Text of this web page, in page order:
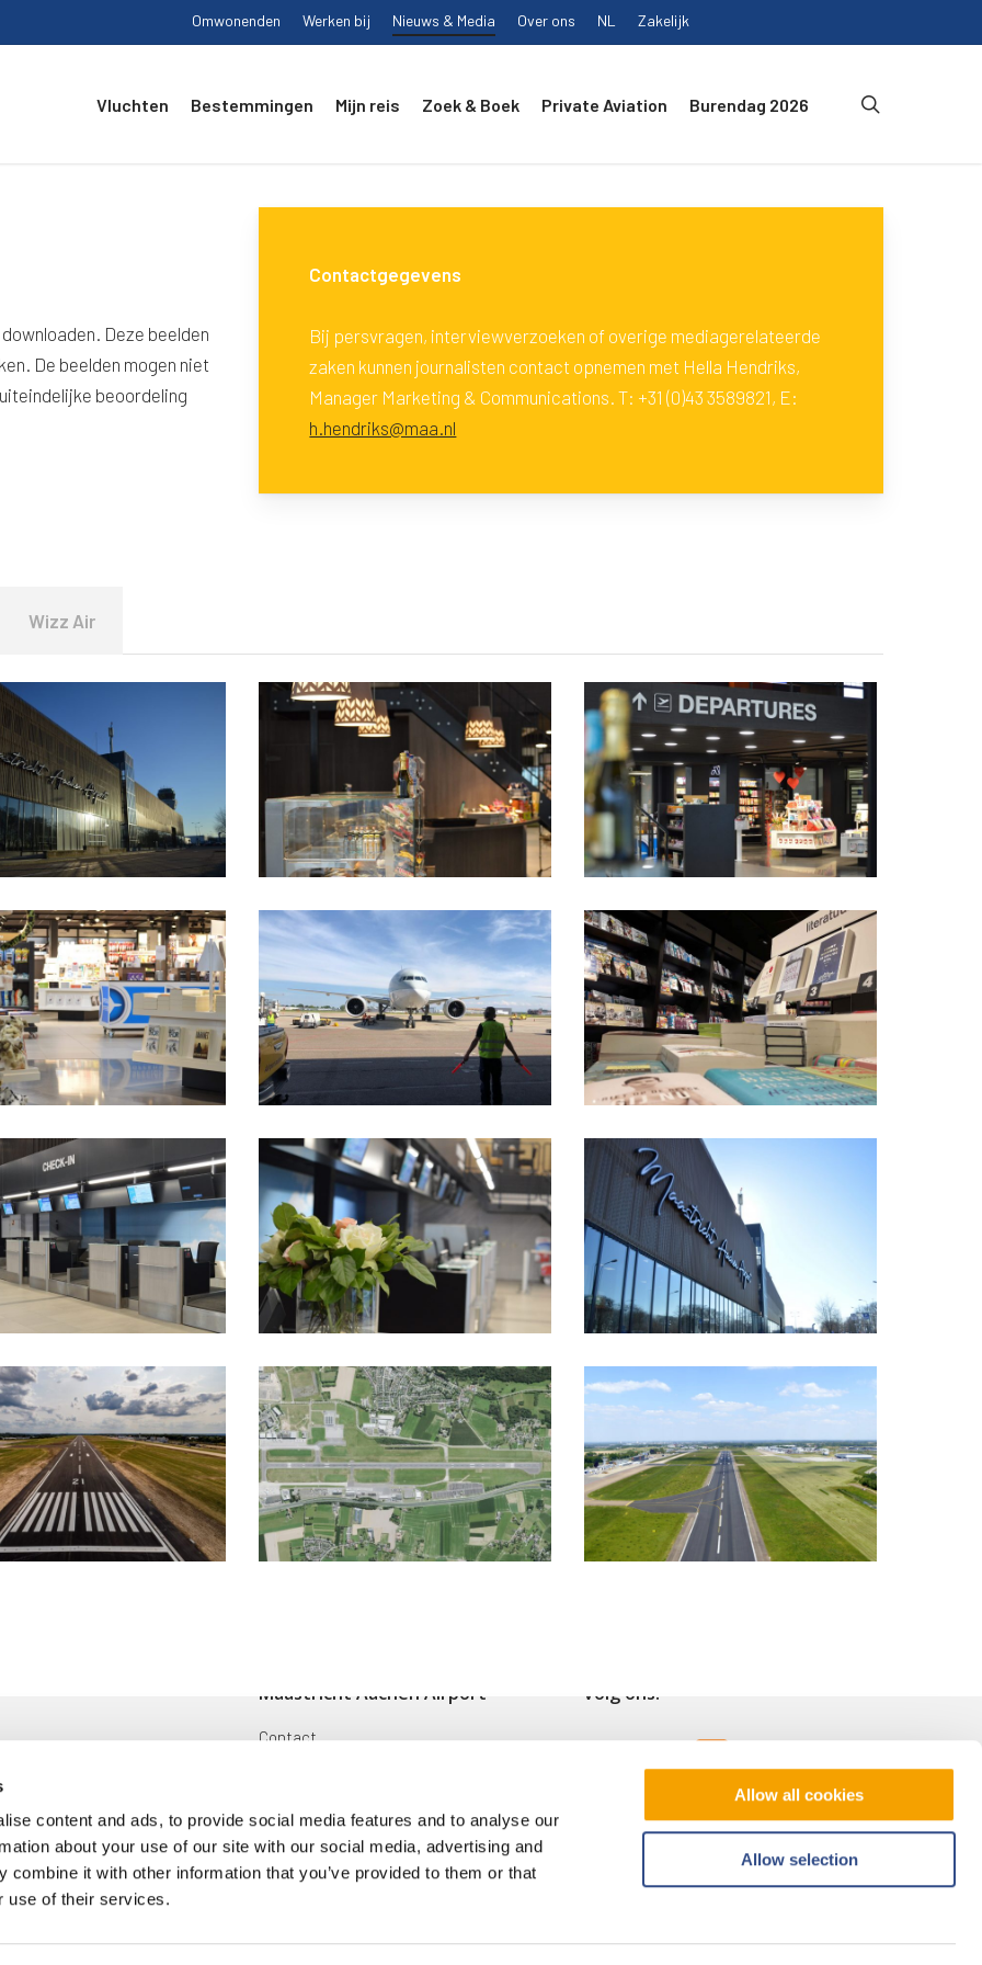
content and ads, to provide social media features and to analyse our
about your use of our site with our social media, advertising and
combine it with other information that you’ve provided to them or that
use of their services.
Allow all cookies
Allow selection
Omwonenden Werken bij Nieuws & Media Over ons NL Zakelijk
Vluchten Bestemmingen Mijn reis Zoek & Boek Private Aviation Burendag 2026
Deze beelden
De beelden mogen niet
beoordeling
Contactgegevens
Bij persvragen, interviewverzoeken of overige mediagerelateerde
zaken kunnen journalisten contact opnemen met Hella Hendriks,
Manager Marketing & Communications. T: +31 (0)43 3589821, E:
h.hendriks@maa.nl
Wizz Air
DSC_3243 DSC_3250
WhatsApp
2020-
05-
21
at
(1)
20180419_162720
klein
DSC_3157 DSC_3176
Luchtfoto2025_v1_2500pix_zoom foto
Maastricht Aachen Airport
Contact
Voorwaarden en reglementen
Disclaimer
Volg ons!